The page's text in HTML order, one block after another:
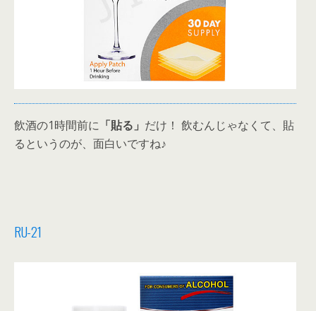
飲酒の1時間前に 「貼る」 だけ！ 飲むんじゃなくて、貼
るというのが、面白いですね♪
RU-21